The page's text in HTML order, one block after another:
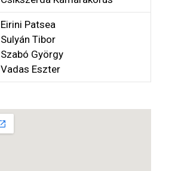
Eirini Patsea
Sulyán Tibor
Szabó György
Vadas Eszter